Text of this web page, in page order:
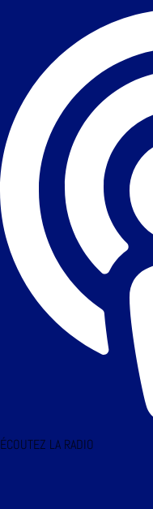
ÉCOUTEZ LA RADIO